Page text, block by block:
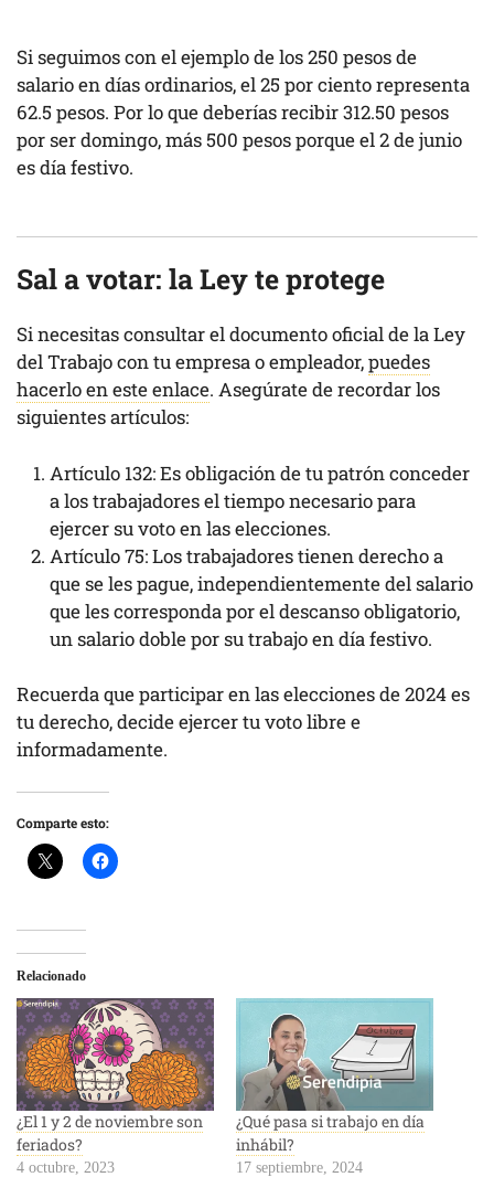
Si seguimos con el ejemplo de los 250 pesos de
salario en días ordinarios, el 25 por ciento representa
62.5 pesos. Por lo que deberías recibir 312.50 pesos
por ser domingo, más 500 pesos porque el 2 de junio
es día festivo.
Sal a votar: la Ley te protege
Si necesitas consultar el documento oficial de la Ley
del Trabajo con tu empresa o empleador,puedes
hacerlo en este enlace. Asegúrate de recordar los
siguientes artículos:
Artículo 132: Es obligación de tu patrón conceder
a los trabajadores el tiempo necesario para
ejercer su voto en las elecciones.
Artículo 75: Los trabajadores tienen derecho a
que se les pague, independientemente del salario
que les corresponda por el descanso obligatorio,
un salario doble por su trabajo en día festivo.
Recuerda que participar en las elecciones de 2024 es
tu derecho, decide ejercer tu voto libre e
informadamente.
Comparte esto:
Relacionado
¿El 1 y 2 de noviembre son
feriados?
4 octubre, 2023
¿Qué pasa si trabajo en día
inhábil?
17 septiembre, 2024